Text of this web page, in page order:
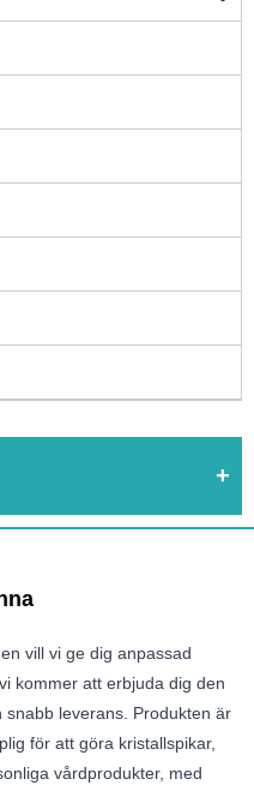
vill vi ge dig anpassad
kommer att erbjuda dig den
leverans. Produkten är
för att göra kristallspikar,
vårdprodukter, med